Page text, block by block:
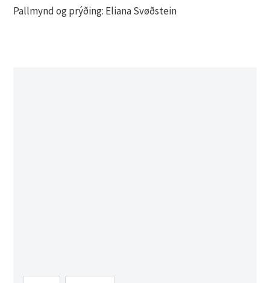
Pallmynd og prýðing: Eliana Svøðstein